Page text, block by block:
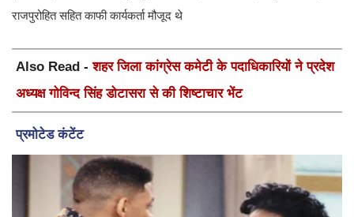
राजपुरोहित सहित काफी कार्यकर्ता मौजूद थे
Also Read -शहर जिला कांग्रेस कमेटी के पदाधिकारियों ने प्रदेश
अध्यक्ष गोविन्द सिंह डोटासरा से की शिष्टाचार भेंट